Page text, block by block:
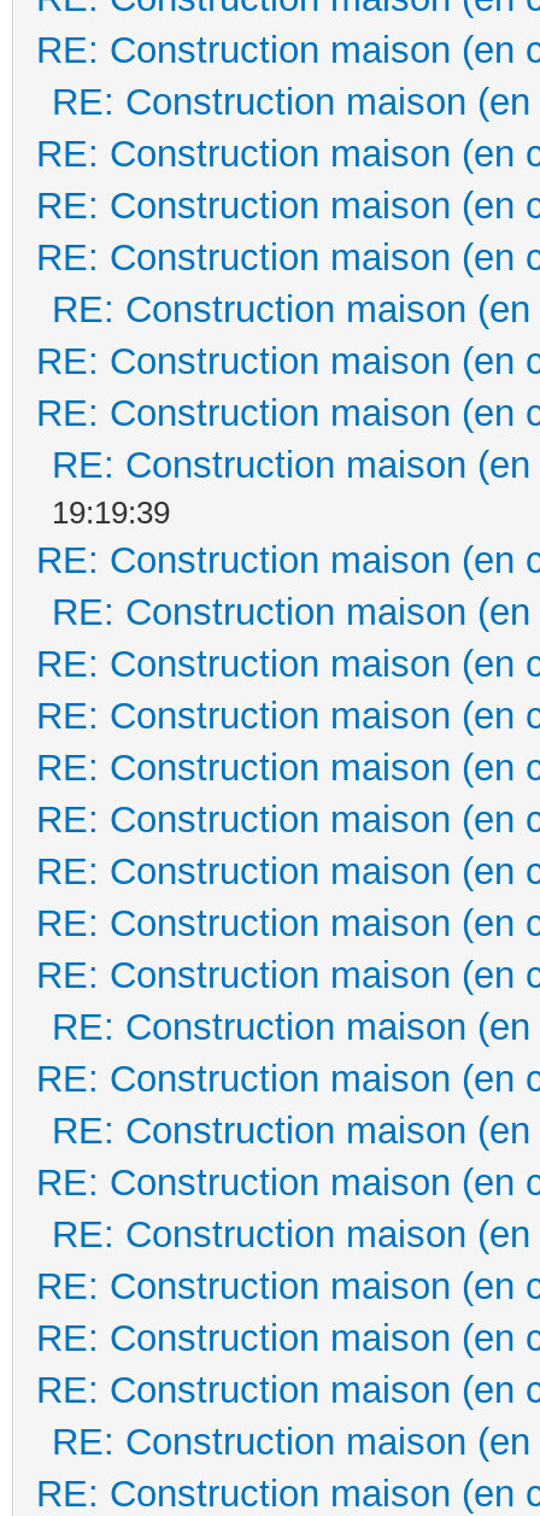
RE: Construction maison (en
RE: Construction maison
RE: Construction maison (en
RE: Construction maison (en
RE: Construction maison (en
RE: Construction maison
RE: Construction maison (en
RE: Construction maison (en
RE: Construction maison
19:19:39
RE: Construction maison (en
RE: Construction maison
RE: Construction maison (en
RE: Construction maison (en
RE: Construction maison (en
RE: Construction maison (en
RE: Construction maison (en
RE: Construction maison (en
RE: Construction maison (en
RE: Construction maison
RE: Construction maison (en
RE: Construction maison
RE: Construction maison (en
RE: Construction maison
RE: Construction maison (en
RE: Construction maison (en
RE: Construction maison (en
RE: Construction maison
RE: Construction maison (en